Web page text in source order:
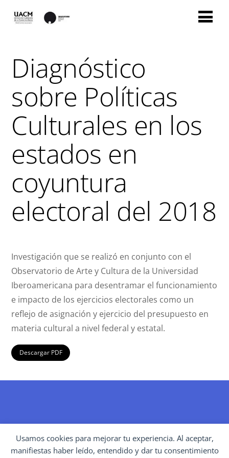
Usamos cookies para mejorar tu experiencia. Al aceptar,
manifiestas haber leído, entendido y dar tu consentimiento
Diagnóstico
sobre Políticas
Culturales en los
estados en
coyuntura
electoral del 2018
Investigación que se realizó en conjunto con el
Observatorio de Arte y Cultura de la Universidad
Iberoamericana para desentramar el funcionamiento
e impacto de los ejercicios electorales como un
reflejo de asignación y ejercicio del presupuesto en
materia cultural a nivel federal y estatal.
Descargar PDF
TO